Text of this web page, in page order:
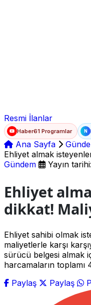
Resmi İlanlar
Haber61 Programlar N
Ana Sayfa
Ehliyet almak
Gündem
Yayın
Ehliyet
dikkat!
Ehliyet sahibi olmak
maliyetlerle karşı
sürücü belgesi almak
harcamaların toplamı
Paylaş
Paylaş